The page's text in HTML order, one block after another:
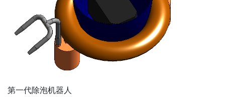
第一代除泡机器人